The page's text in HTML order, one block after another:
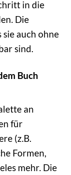
in die
Die
auch ohne
sind.
Buch
an
für
(z.B.
Formen,
mehr. Die